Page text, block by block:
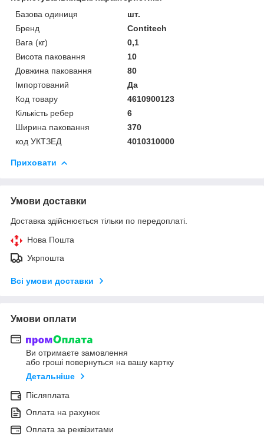
Базова одиниця
шт.
Бренд
Contitech
Вага (кг)
0,1
Висота паковання
10
Довжина паковання
80
Імпортований
Да
Код товару
4610900123
Кількість ребер
6
Ширина паковання
370
код УКТЗЕД
4010310000
Приховати
Умови доставки
Доставка здійснюється тільки по передоплаті.
Нова Пошта
Укрпошта
Всі умови доставки
Умови оплати
Ви отримаєте замовлення
або гроші повернуться на вашу картку
Детальніше
Післяплата
Оплата на рахунок
Оплата за реквізитами